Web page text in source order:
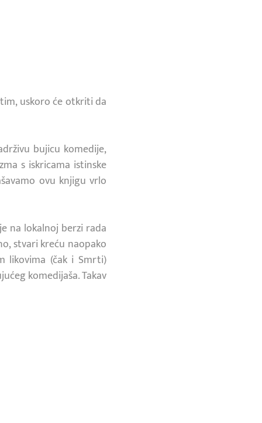
uskoro će otkriti da
bujicu komedije,
s iskricama istinske
ovu knjigu vrlo
na lokalnoj berzi rada
stvari kreću naopako
likovima (čak i Smrti)
komedijaša. Takav